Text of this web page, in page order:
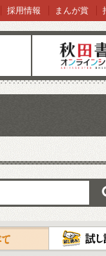
オンラインショッ
採用情報 まんが賞